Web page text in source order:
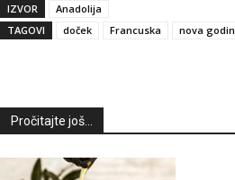
IZVOR
Anadolija
TAGOVI
doček Francuska nova
Pročitajte još...